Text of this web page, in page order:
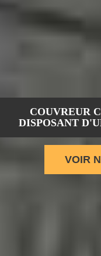
COUVREUR
DISPOSANT
VOIR